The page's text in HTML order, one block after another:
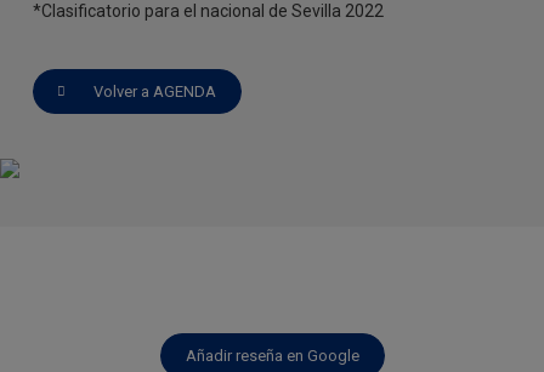
*Clasificatorio para el nacional de Sevilla 2022
Volver a AGENDA
Añadir reseña en Google